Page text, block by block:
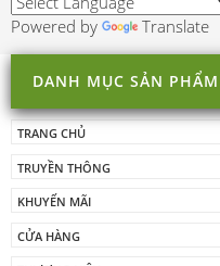
Powered by Translate
DANH MỤC SẢN PHẨM
TRANG CHỦ
TRUYỀN THÔNG
KHUYẾN MÃI
CỬA HÀNG